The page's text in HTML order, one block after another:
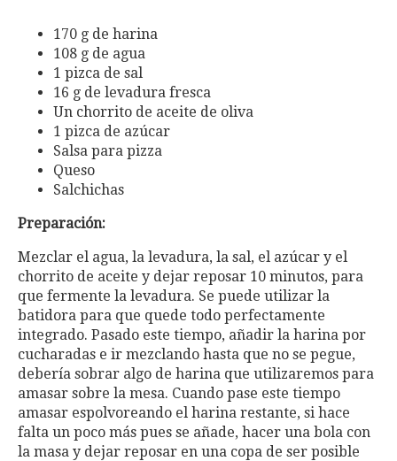
170 g de harina
108 g de agua
1 pizca de sal
16 g de levadura fresca
Un chorrito de aceite de oliva
1 pizca de azúcar
Salsa para pizza
Queso
Salchichas
Preparación:
Mezclar el agua, la levadura, la sal, el azúcar y el
chorrito de aceite y dejar reposar 10 minutos, para
que fermente la levadura. Se puede utilizar la
batidora para que quede todo perfectamente
integrado. Pasado este tiempo, añadir la harina por
cucharadas e ir mezclando hasta que no se pegue,
debería sobrar algo de harina que utilizaremos para
amasar sobre la mesa. Cuando pase este tiempo
amasar espolvoreando el harina restante, si hace
falta un poco más pues se añade, hacer una bola con
la masa y dejar reposar en una copa de ser posible